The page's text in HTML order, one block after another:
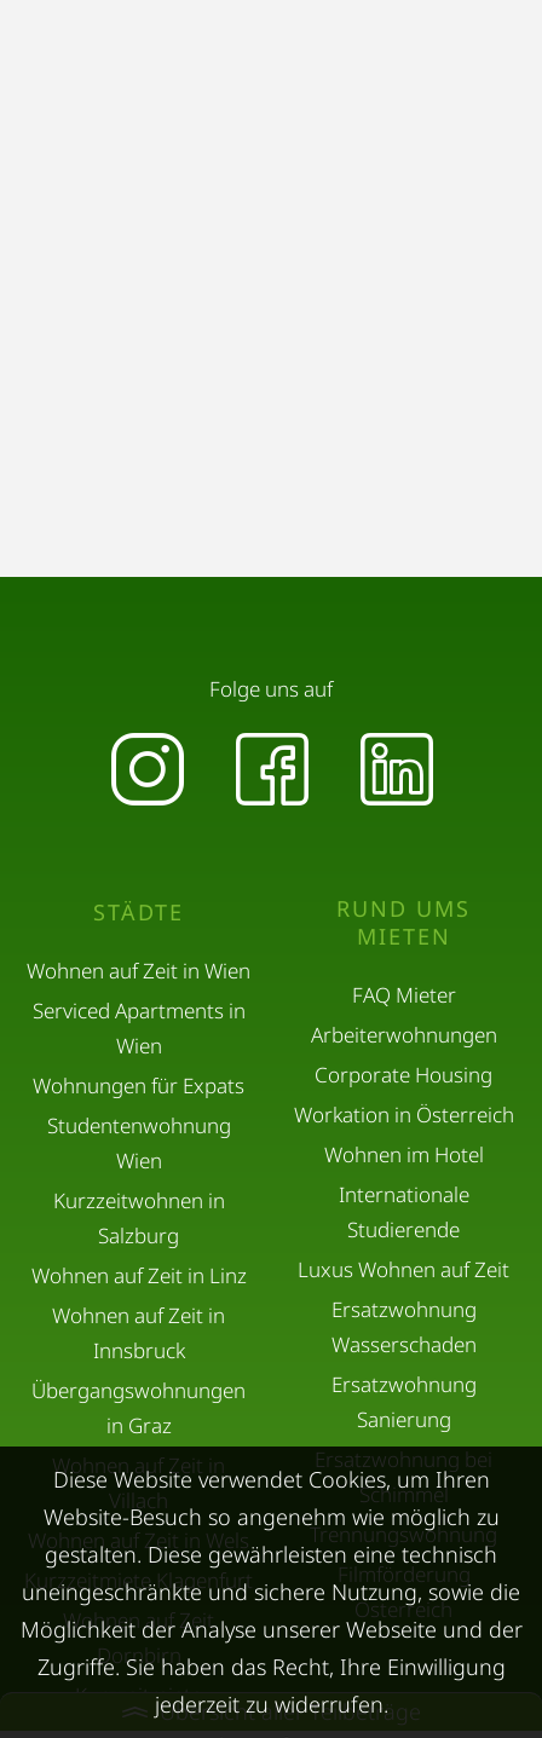
Übersicht aller Teilbeträge
STÄDTE
Wohnen auf Zeit in Wien
Serviced Apartments in
Wien
Wohnungen für Expats
Studentenwohnung
Wien
Kurzzeitwohnen in
Salzburg
Wohnen auf Zeit in Linz
Wohnen auf Zeit in
Innsbruck
Übergangswohnungen
in Graz
Wohnen auf Zeit in
Villach
Wohnen auf Zeit in Wels
Kurzzeitmiete Klagenfurt
Wohnen auf Zeit
Dornbirn
Kurzzeitmiete
Deutschland
RUND UMS
MIETEN
FAQ Mieter
Arbeiterwohnungen
Corporate Housing
Workation in Österreich
Wohnen im Hotel
Internationale
Studierende
Luxus Wohnen auf Zeit
Ersatzwohnung
Wasserschaden
Ersatzwohnung
Sanierung
Ersatzwohnung bei
Schimmel
Trennungswohnung
Filmförderung
Österreich
Folge uns auf
Diese Website verwendet Cookies, um Ihren
Website-Besuch so angenehm wie möglich zu
gestalten. Diese gewährleisten eine technisch
uneingeschränkte und sichere Nutzung, sowie die
Möglichkeit der Analyse unserer Webseite und der
Zugriffe. Sie haben das Recht, Ihre Einwilligung
jederzeit zu widerrufen.